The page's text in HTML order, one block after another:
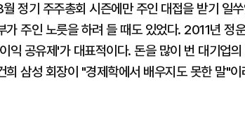
정기 주주총회 시즌에만 주인 대접을 받기 일
가 주인 노릇을 하려 들 때도 있었다. 2011년 정
익 공유제'가 대표적이다. 돈을 많이 번 대기업
희 삼성 회장이 "경제학에서 배우지도 못한 말"